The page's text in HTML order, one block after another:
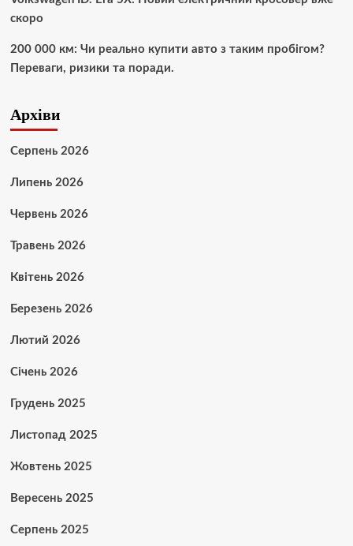
скоро
200 000 км: Чи реально купити авто з таким пробігом?
Переваги, ризики та поради.
Архіви
Серпень 2026
Липень 2026
Червень 2026
Травень 2026
Квітень 2026
Березень 2026
Лютий 2026
Січень 2026
Грудень 2025
Листопад 2025
Жовтень 2025
Вересень 2025
Серпень 2025